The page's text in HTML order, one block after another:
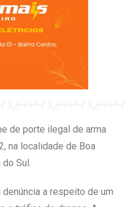
de porte ilegal de arma
na localidade de Boa
Sul.
a respeito de um